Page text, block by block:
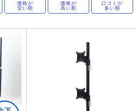
価格が
安い順
価格が
高い順
口コミが
多い順